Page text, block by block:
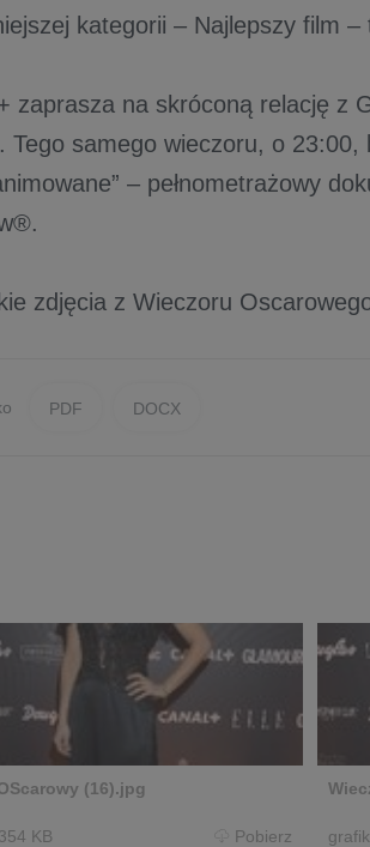
kategorii – Najlepszy film –
zaprasza na skróconą relację z
Tego samego wieczoru, o
– pełnometrażowy
zdjęcia z Wieczoru
PDF DOCX
(16).jpg
354 KB Pobierz